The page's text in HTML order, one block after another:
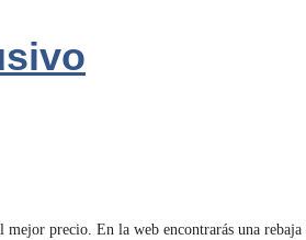
mejor precio. En la web encontrarás una